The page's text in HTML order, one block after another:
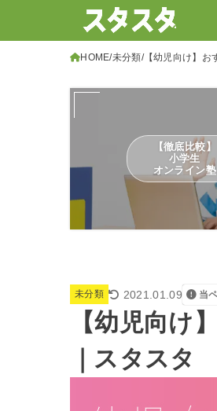
HOME 未分類 【幼児向け】お
【徹底比較】
小学生
オンライン塾
未分類 2021.01.09 当
【幼児向け
｜スタスタ